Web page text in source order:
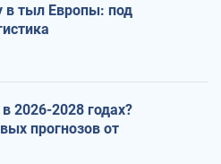
в тыл Европы: под
2026-2028 годах?
прогнозов от